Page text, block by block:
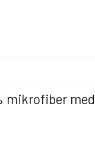
mikrofiber med